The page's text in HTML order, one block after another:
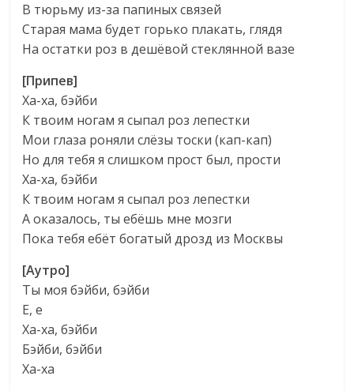
В тюрьму из-за папиных связей
Старая мама будет горько плакать, глядя
На остатки роз в дешёвой стеклянной вазе
[Припев]
Ха-ха, бэйби
К твоим ногам я сыпал роз лепестки
Мои глаза роняли слёзы тоски (кап-кап)
Но для тебя я слишком прост был, прости
Ха-ха, бэйби
К твоим ногам я сыпал роз лепестки
А оказалось, ты ебёшь мне мозги
Пока тебя ебёт богатый дрозд из Москвы
[Аутро]
Ты моя бэйби, бэйби
Е, е
Ха-ха, бэйби
Бэйби, бэйби
Ха-ха